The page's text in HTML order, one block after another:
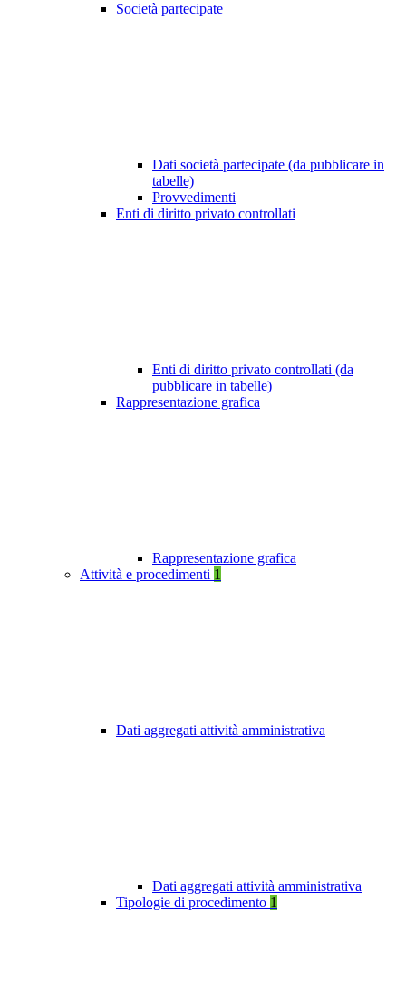
Società partecipate
Dati società partecipate (da pubblicare in
tabelle)
Provvedimenti
Enti di diritto privato controllati
Enti di diritto privato controllati (da
pubblicare in tabelle)
Rappresentazione grafica
Rappresentazione grafica
Attività e procedimenti 1
Dati aggregati attività amministrativa
Dati aggregati attività amministrativa
Tipologie di procedimento 1